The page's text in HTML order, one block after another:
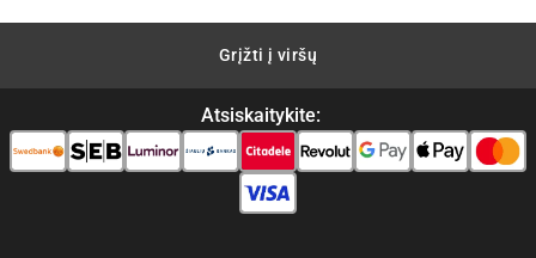
Grįžti į viršų
Atsiskaitykite: